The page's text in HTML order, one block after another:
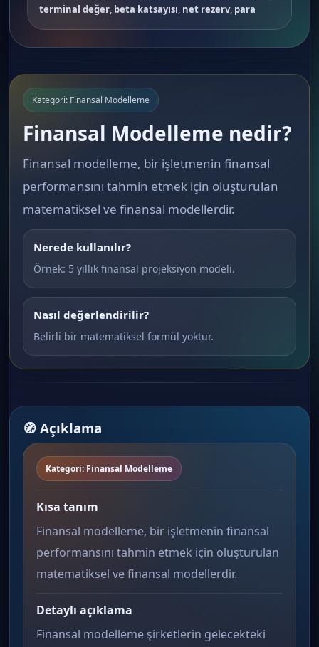
terminal değer, beta katsayısı, net rezerv, para
Kategori: Finansal Modelleme
Finansal Modelleme nedir?
Finansal modelleme, bir işletmenin finansal
performansını tahmin etmek için oluşturulan
matematiksel ve finansal modellerdir.
Nerede kullanılır?
Örnek: 5 yıllık finansal projeksiyon modeli.
Nasıl değerlendirilir?
Belirli bir matematiksel formül yoktur.
🧭 Açıklama
Kategori: Finansal Modelleme
Kısa tanım
Finansal modelleme, bir işletmenin finansal
performansını tahmin etmek için oluşturulan
matematiksel ve finansal modellerdir.
Detaylı açıklama
Finansal modelleme şirketlerin gelecekteki